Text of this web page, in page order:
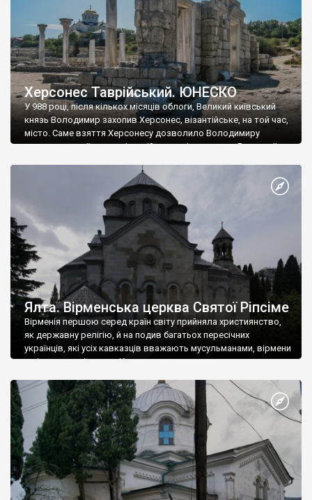
Херсонес Таврійський. ЮНЕСКО
У 988 році, після кількох місяців облоги, Великий київський
князь Володимир захопив Херсонес, візантійське, на той час,
місто. Саме взяття Херсонесу дозволило Володимиру
диктувати свої умови візантійському імператору Василю ІІ, та
Херсонесі Володимир-язичник, став Василем-християнином.
А потім було Хрещення Русі. На честь Херсонесу Таврійського
Ялта. Вірменська церква Святої Ріпсіме
Вірменія першою серед країн світу прийняла християнство,
як державну релігію, й на подив багатьох пересічних
українців, які усіх кавказців вважають мусульманами, вірмени
є відданими вірянами Христа